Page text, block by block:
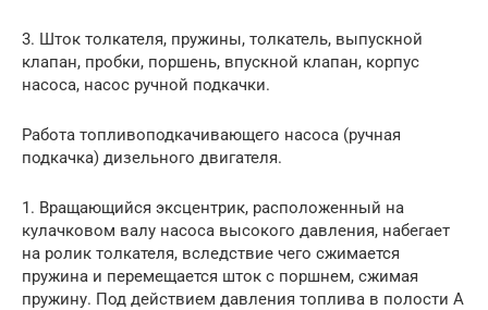
3. Шток толкателя, пружины, толкатель, выпускной
клапан, пробки, поршень, впускной клапан, корпус
насоса, насос ручной подкачки.
Работа топливоподкачивающего насоса (ручная
подкачка) дизельного двигателя.
1. Вращающийся эксцентрик, расположенный на
кулачковом валу насоса высокого давления, набегает
на ролик толкателя, вследствие чего сжимается
пружина и перемещается шток с поршнем, сжимая
пружину. Под действием давления топлива в полости А